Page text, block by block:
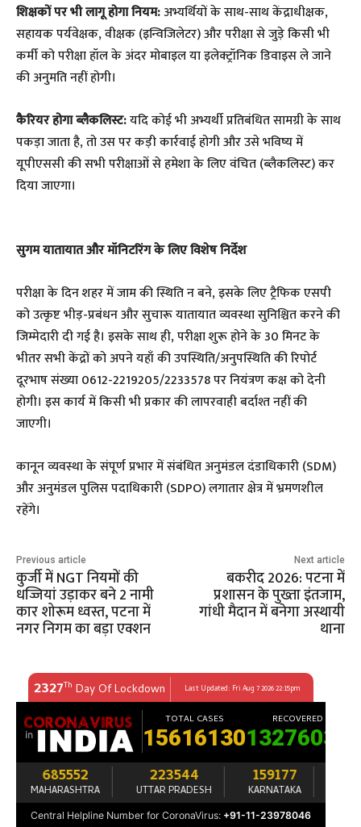
शिक्षकों पर भी लागू होगा नियम:अभ्यर्थियों के साथ-साथ केंद्राधीक्षक,
सहायक पर्यवेक्षक, वीक्षक (इन्विजिलेटर) और परीक्षा से जुड़े किसी भी
कर्मी को परीक्षा हॉल के अंदर मोबाइल या इलेक्ट्रॉनिक डिवाइस ले जाने
की अनुमति नहीं होगी।
कैरियर होगा ब्लैकलिस्ट:यदि कोई भी अभ्यर्थी प्रतिबंधित सामग्री के साथ
पकड़ा जाता है, तो उस पर कड़ी कार्रवाई होगी और उसे भविष्य में
यूपीएससी की सभी परीक्षाओं से हमेशा के लिए वंचित (ब्लैकलिस्ट) कर
दिया जाएगा।
​सुगम यातायात और मॉनिटरिंग के लिए विशेष निर्देश
​परीक्षा के दिन शहर में जाम की स्थिति न बने, इसके लिए ट्रैफिक एसपी
को उत्कृष्ट भीड़-प्रबंधन और सुचारू यातायात व्यवस्था सुनिश्चित करने की
जिम्मेदारी दी गई है। इसके साथ ही, परीक्षा शुरू होने के 30 मिनट के
भीतर सभी केंद्रों को अपने यहाँ की उपस्थिति/अनुपस्थिति की रिपोर्ट
दूरभाष संख्या 0612-2219205/2233578 पर नियंत्रण कक्ष को देनी
होगी। इस कार्य में किसी भी प्रकार की लापरवाही बर्दाश्त नहीं की
जाएगी।
​कानून व्यवस्था के संपूर्ण प्रभार में संबंधित अनुमंडल दंडाधिकारी (SDM)
और अनुमंडल पुलिस पदाधिकारी (SDPO) लगातार क्षेत्र में भ्रमणशील
रहेंगे।
Previous article
कुर्जी में NGT नियमों की
धज्जियां उड़ाकर बने 2 नामी
कार शोरूम ध्वस्त, पटना में
नगर निगम का बड़ा एक्शन
Next article
बकरीद 2026: पटना में
प्रशासन के पुख्ता इंतजाम,
गांधी मैदान में बनेगा अस्थायी
थाना